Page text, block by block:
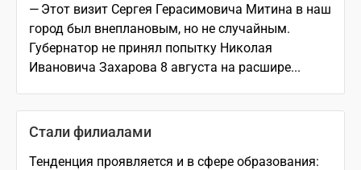
— Этот визит Сергея Герасимовича Митина в наш
город был внеплановым, но не случайным.
Губернатор не принял попытку Николая
Ивановича Захарова 8 августа на расшире...
Стали филиалами
Тенденция проявляется и в сфере образования: